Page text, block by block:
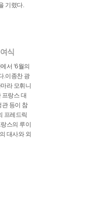
기렸다.
식
서 ‘6월의
.이종찬 광
라 모휘니
프랑스 대
관 등이 참
프레드릭
스의 루이
대사와 외